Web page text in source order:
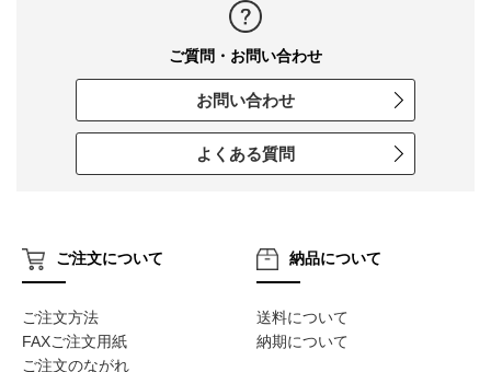
ご質問・お問い合わせ
お問い合わせ
よくある質問
ご注文について
ご注文方法
FAXご注文用紙
ご注文のながれ
納品について
送料について
納期について